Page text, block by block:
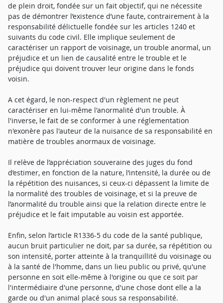
de plein droit, fondée sur un fait objectif, qui ne nécessite
pas de démontrer l’existence d’une faute, contrairement à la
responsabilité délictuelle fondée sur les articles 1240 et
suivants du code civil. Elle implique seulement de
caractériser un rapport de voisinage, un trouble anormal, un
préjudice et un lien de causalité entre le trouble et le
préjudice qui doivent trouver leur origine dans le fonds
voisin.
A cet égard, le non-respect d'un règlement ne peut
caractériser en lui-même l'anormalité d'un trouble. À
l'inverse, le fait de se conformer à une réglementation
n'exonère pas l'auteur de la nuisance de sa responsabilité en
matière de troubles anormaux de voisinage.
Il relève de l’appréciation souveraine des juges du fond
d’estimer, en fonction de la nature, l’intensité, la durée ou de
la répétition des nuisances, si ceux-ci dépassent la limite de
la normalité des troubles de voisinage, et si la preuve de
l’anormalité du trouble ainsi que la relation directe entre le
préjudice et le fait imputable au voisin est apportée.
Enfin, selon l’article R1336-5 du code de la santé publique,
aucun bruit particulier ne doit, par sa durée, sa répétition ou
son intensité, porter atteinte à la tranquillité du voisinage ou
à la santé de l'homme, dans un lieu public ou privé, qu'une
personne en soit elle-même à l'origine ou que ce soit par
l'intermédiaire d'une personne, d'une chose dont elle a la
garde ou d'un animal placé sous sa responsabilité.